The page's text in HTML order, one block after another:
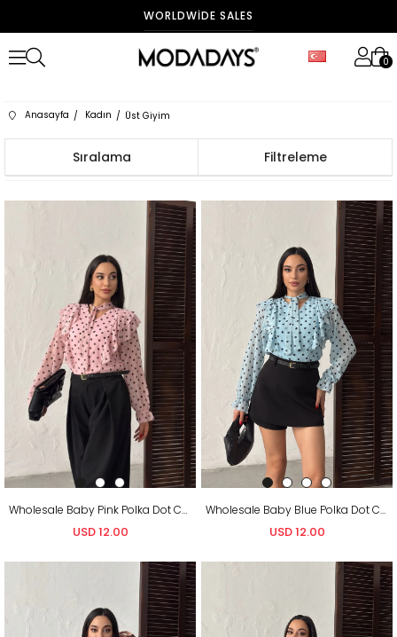
FAST DELIVERY
0
Anasayfa Kadın Üst Giyim
Filtreleme
Sıralama
Wholesale Baby Pink Polka Dot Chiffon Blouse
USD 12.00
Wholesale Baby Blue Polka Dot Chiffon Blouse
USD 12.00